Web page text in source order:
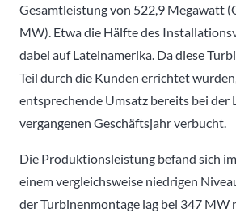
Gesamtleistung von 522,9 Megawatt
MW). Etwa die Hälfte des
dabei auf Lateinamerika. Da diese
Teil durch die Kunden errichtet
entsprechende Umsatz bereits bei der
vergangenen Geschäftsjahr verbucht.
Die Produktionsleistung befand sich
einem vergleichsweise niedrigen
der Turbinenmontage lag bei 347 MW